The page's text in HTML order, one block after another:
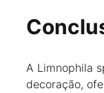
A Limnophila
decoração,